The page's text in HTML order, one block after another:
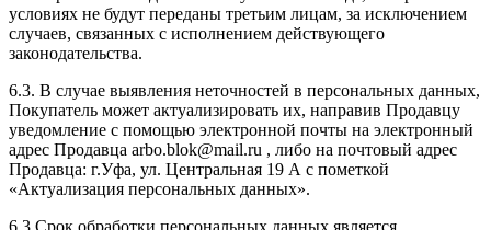
условиях не будут переданы третьим лицам, за исключением
случаев, связанных с исполнением действующего
законодательства.
6.3. В случае выявления неточностей в персональных данных,
Покупатель может актуализировать их, направив Продавцу
уведомление с помощью электронной почты на электронный
адрес Продавца arbo.blok@mail.ru , либо на почтовый адрес
Продавца: г.Уфа, ул. Центральная 19 А с пометкой
«Актуализация персональных данных».